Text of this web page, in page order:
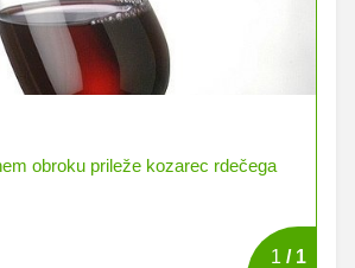
obroku prileže kozarec rdečega
1 / 1